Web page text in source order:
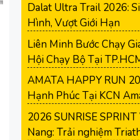
Dalat Ultra Trail 2026:
Hình, Vượt Giới Hạn
Liên Minh Bước Chạy
Hội Chạy Bộ Tại
AMATA HAPPY RUN
Hạnh Phúc Tại KCN
2026 SUNRISE
Nang: Trải nghiệm